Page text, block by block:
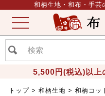
和柄生地・和布・手芸
5,500円(税込)以上
ME
NU
トップ 和柄生地
和柄コッ